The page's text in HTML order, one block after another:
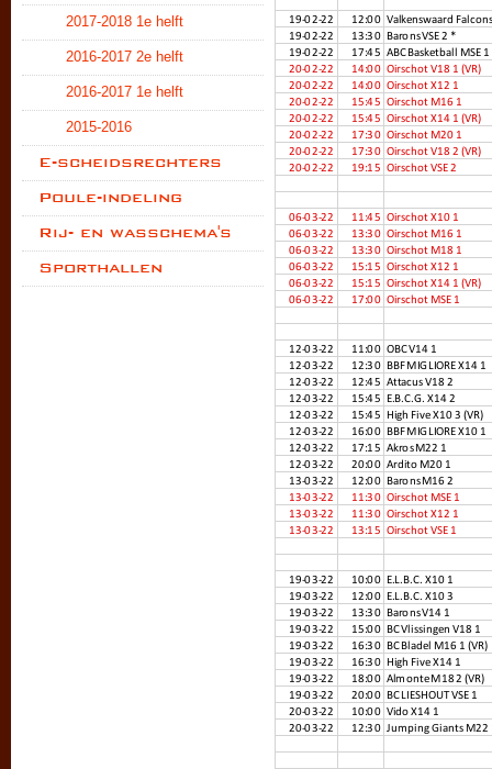
2017-2018 1e helft
2016-2017 2e helft
2016-2017 1e helft
2015-2016
E-scheidsrechters
Poule-indeling
Rij- en wasschema's
Sporthallen